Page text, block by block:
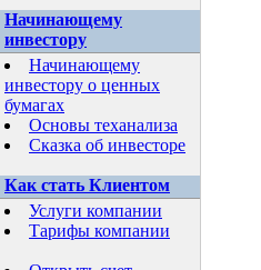
Начинающему
инвестору
Начинающему
инвестору о ценных
бумагах
Основы теханализа
Сказка об инвесторе
Как стать Клиентом
Услуги компании
Тарифы компании